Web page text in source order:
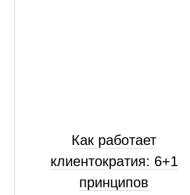
Как работает
клиентократия: 6+1
принципов